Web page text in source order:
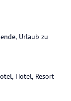
Urlaub zu
Hotel, Resort